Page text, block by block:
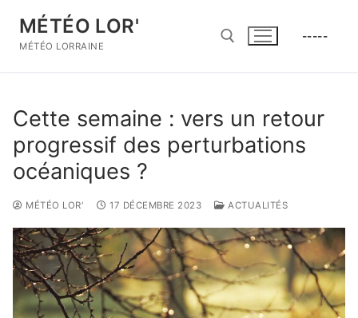
contenu
MÉTÉO LOR'
MÉTÉO LORRAINE
-----
Cette semaine : vers un retour
progressif des perturbations
océaniques ?
MÉTÉO LOR' 17 DÉCEMBRE 2023 ACTUALITÉS